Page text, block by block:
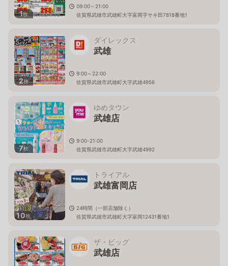
1枚
09:00～21:00
佐賀県武雄市武雄町大字富岡字サキ田7818番地1
2枚
ダイレックス
武雄
9:00～22:00
佐賀県武雄市武雄町大字武雄4956
7枚
ゆめタウン
武雄店
9:00-21:00
佐賀県武雄市武雄町大字武雄4992
10枚
トライアル
武雄富岡店
24時間（一部店舗除く）
佐賀県武雄市武雄町大字富岡12431番地1
ザ・ビッグ
武雄店